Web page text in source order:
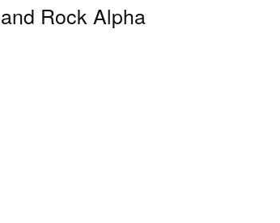
Rock Alpha